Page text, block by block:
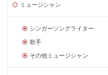
ミュージシャン
シンガーソングライター
歌手
その他ミュージシャン